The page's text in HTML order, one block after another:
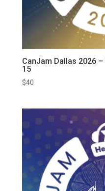
CanJam Dallas 2026
15
$40